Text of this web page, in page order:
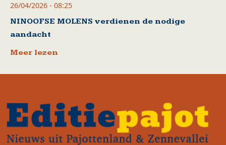
26/04/2026 - 08:25
NINOOFSE MOLENS verdienen de nodige
aandacht
Meer lezen